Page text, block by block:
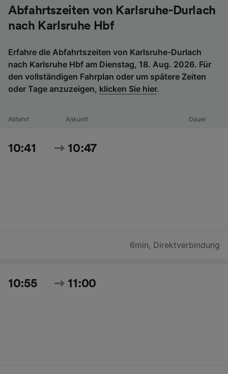
Abfahrtszeiten von Karlsruhe-Durlach
nach Karlsruhe Hbf
Erfahre die Abfahrtszeiten von Karlsruhe-Durlach
nach Karlsruhe Hbf am Dienstag, 18. Aug. 2026. Für
den vollständigen Fahrplan oder um spätere Zeiten
oder Tage anzuzeigen, klicken Sie hier.
Abfahrt Ankunft Dauer
10:41 10:47
6min, Direktverbindung
10:55 11:00